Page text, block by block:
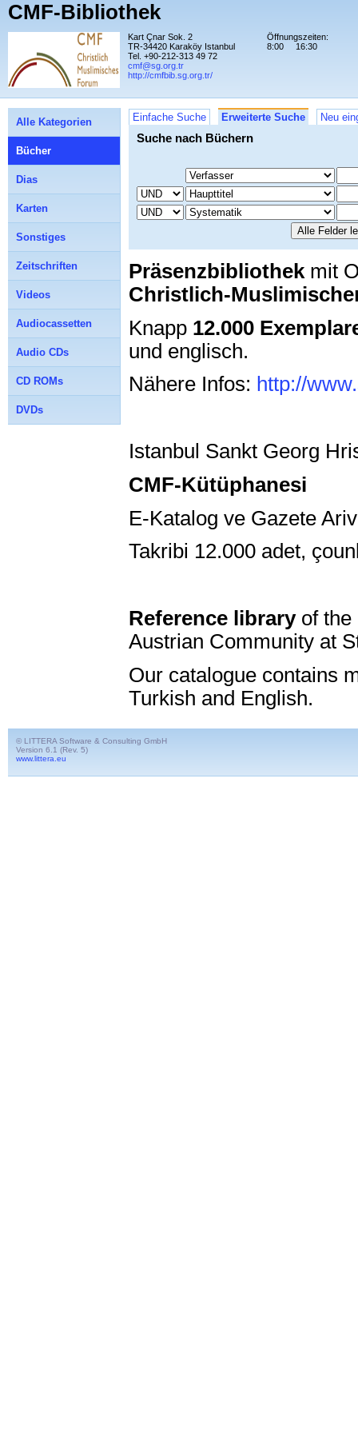
CMF-Bibliothek
Kart Çnar Sok. 2
TR-34420 Karaköy Istanbul
Tel. +90-212-313 49 72
cmf@sg.org.tr
http://cmfbib.sg.org.tr/
Öffnungszeiten:
8:00
16:30
Einfache Suche Erweiterte Suche Neu
Suche nach Büchern
Präsenzbibliothek mit
Christlich-
Knapp 12.000
und englisch.
Nähere Infos: http://
Istanbul Sankt Georg
CMF-Kütüphanesi
E-Katalog ve Gazete
Takribi 12.000 adet,
Reference libraryof the
Austrian Community at
Our catalogue contains
Turkish and English.
Alle Kategorien
Bücher
Dias
Karten
Sonstiges
Zeitschriften
Videos
Audiocassetten
Audio CDs
CD ROMs
DVDs
© LITTERA Software & Consulting GmbH
Version 6.1 (Rev. 5)
www.littera.eu